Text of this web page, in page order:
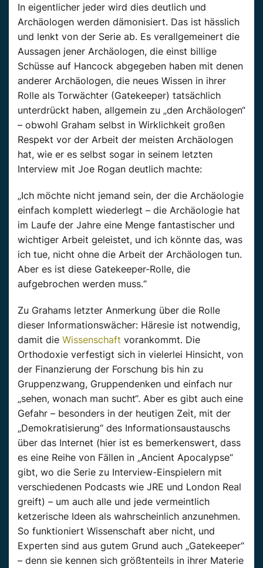
In eigentlicher jeder wird dies deutlich und
Archäologen werden dämonisiert. Das ist hässlich
und lenkt von der Serie ab. Es verallgemeinert die
Aussagen jener Archäologen, die einst billige
Schüsse auf Hancock abgegeben haben mit denen
anderer Archäologen, die neues Wissen in ihrer
Rolle als Torwächter (Gatekeeper) tatsächlich
unterdrückt haben, allgemein zu „den Archäologen“
– obwohl Graham selbst in Wirklichkeit großen
Respekt vor der Arbeit der meisten Archäologen
hat, wie er es selbst sogar in seinem letzten
Interview mit Joe Rogan deutlich machte:
„Ich möchte nicht jemand sein, der die Archäologie
einfach komplett wiederlegt – die Archäologie hat
im Laufe der Jahre eine Menge fantastischer und
wichtiger Arbeit geleistet, und ich könnte das, was
ich tue, nicht ohne die Arbeit der Archäologen tun.
Aber es ist diese Gatekeeper-Rolle, die
aufgebrochen werden muss.“
Zu Grahams letzter Anmerkung über die Rolle
dieser Informationswächer: Häresie ist notwendig,
damit die Wissenschaft vorankommt. Die
Orthodoxie verfestigt sich in vielerlei Hinsicht, von
der Finanzierung der Forschung bis hin zu
Gruppenzwang, Gruppendenken und einfach nur
„sehen, wonach man sucht“. Aber es gibt auch eine
Gefahr – besonders in der heutigen Zeit, mit der
„Demokratisierung“ des Informationsaustauschs
über das Internet (hier ist es bemerkenswert, dass
es eine Reihe von Fällen in „Ancient Apocalypse“
gibt, wo die Serie zu Interview-Einspielern mit
verschiedenen Podcasts wie JRE und London Real
greift) – um auch alle und jede vermeintlich
ketzerische Ideen als wahrscheinlich anzunehmen.
So funktioniert Wissenschaft aber nicht, und
Experten sind aus gutem Grund auch „Gatekeeper“
– denn sie kennen sich größtenteils in ihrer Materie